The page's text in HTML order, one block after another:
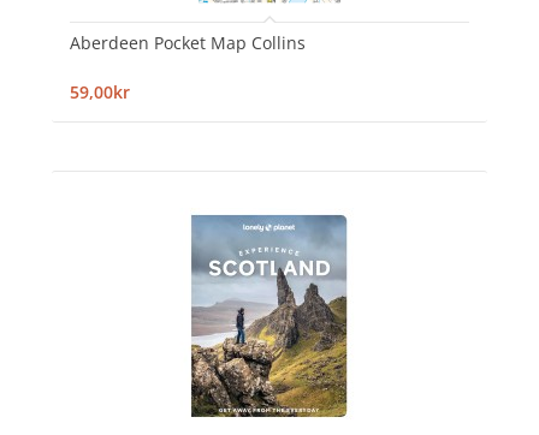
Aberdeen Pocket Map Collins
59,00kr